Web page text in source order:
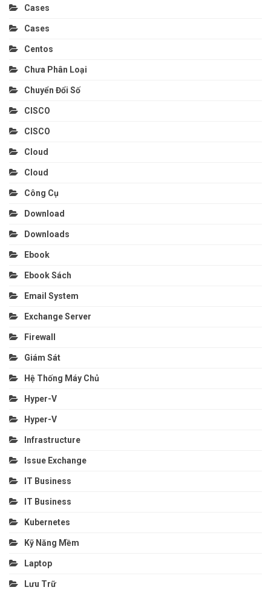
Cases
Cases
Centos
Chưa Phân Loại
Chuyển Đổi Số
CISCO
CISCO
Cloud
Cloud
Công Cụ
Download
Downloads
Ebook
Ebook Sách
Email System
Exchange Server
Firewall
Giám Sát
Hệ Thống Máy Chủ
Hyper-V
Hyper-V
Infrastructure
Issue Exchange
IT Business
IT Business
Kubernetes
Kỹ Năng Mềm
Laptop
Lưu Trữ